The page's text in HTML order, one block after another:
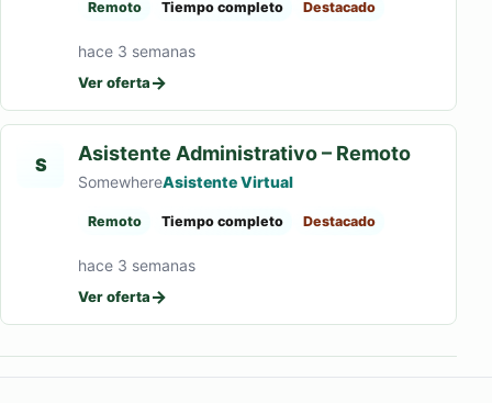
Remoto Tiempo completo Destacado
hace 3 semanas
Ver oferta→
S Asistente Administrativo – Remoto
SomewhereAsistente Virtual
Remoto Tiempo completo Destacado
hace 3 semanas
Ver oferta→